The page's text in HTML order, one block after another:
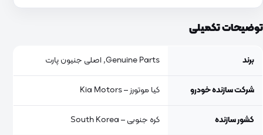
توضیحات تکمیلی
برند Genuine Parts, اصلی جنیون پارت
شرکت سازنده خودرو کیا موتورز – Kia Motors
کشور سازنده کره جنوبی – South Korea